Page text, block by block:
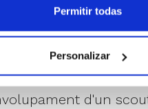
Permitir todas
Personalizar
març.Manuel
d'un